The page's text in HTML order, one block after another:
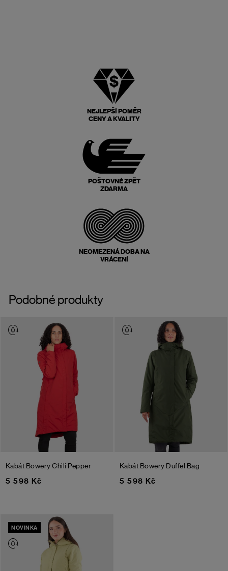
NEJLEPŠÍ POMĚR
CENY A KVALITY
POŠTOVNÉ ZPĚT
ZDARMA
NEOMEZENÁ DOBA NA
VRÁCENÍ
Podobné produkty
Kabát BoweryChili Pepper
5 598 Kč
Kabát Bowery Duffel Bag
5 598 Kč
NOVINKA